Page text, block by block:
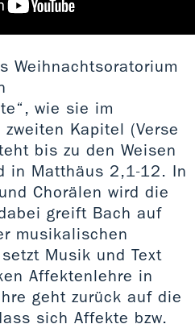
Weihnachtsoratorium
wie sie im
Kapitel (Verse
bis zu den Weisen
in Matthäus 2,1-12. In
Chorälen wird die
greift Bach auf
musikalischen
Musik und Text
Affektenlehre in
geht zurück auf die
sich Affekte bzw.